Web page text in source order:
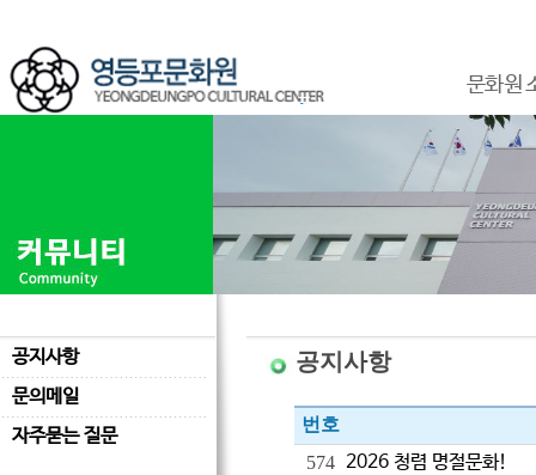
문화원
공지사항
문의메일
자주묻는 질문
공지사항
번호
574 2026 청렴 명절문화!